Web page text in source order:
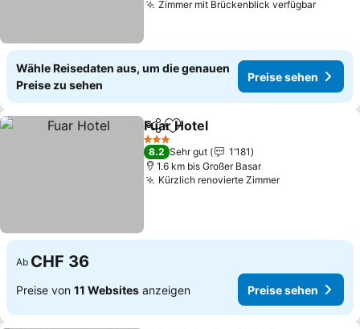
Zimmer mit Brückenblick verfügbarPreise
Wähle Reisedaten aus, um die genauen
Preise zu sehen
Preise sehen
TeilenZu Favoriten hinzufügen
Fuar Hotel
3 Sterne
8.2 Sehr gut
1’181
1.6 km bis Großer Basar
Kürzlich renovierte ZimmerPreise sehen
Ab CHF 36
Preise von 11 Websites anzeigen Preise sehen